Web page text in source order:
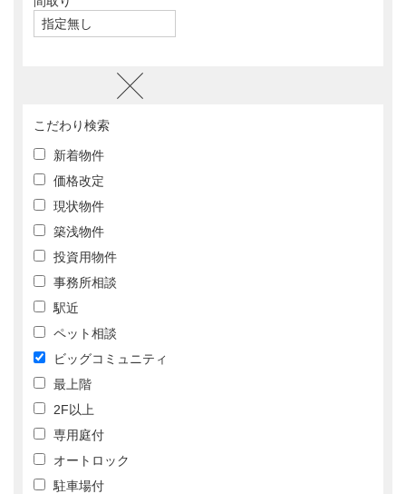
こだわり検索
新着物件
価格改定
現状物件
築浅物件
投資用物件
事務所相談
駅近
ペット相談
ビッグコミュニティ
最上階
2F以上
専用庭付
オートロック
駐車場付